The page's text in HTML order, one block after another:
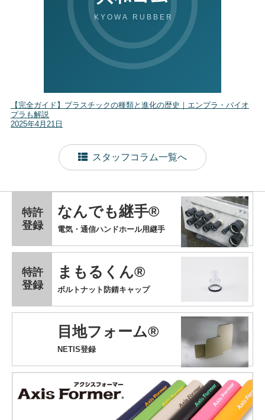
【完全ガイド】プラスチックの種類と進化の歴史｜エンプラ・バイオ
プラも解説
2025年4月21日
スタッフコラム一覧へ
なんでも継手®
特許
登録
電気・通信ハンドホール用継手
まもるくん®
特許
登録
ボルトナット防錆キャップ
目地フォーム®
NETIS登録